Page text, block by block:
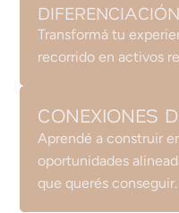
Transformá tu
recorrido en activos
CONEXIONES
Aprendé a construir
oportunidades
que querés conseguir.